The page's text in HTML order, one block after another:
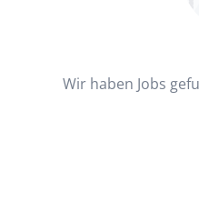
Wir haben Jobs